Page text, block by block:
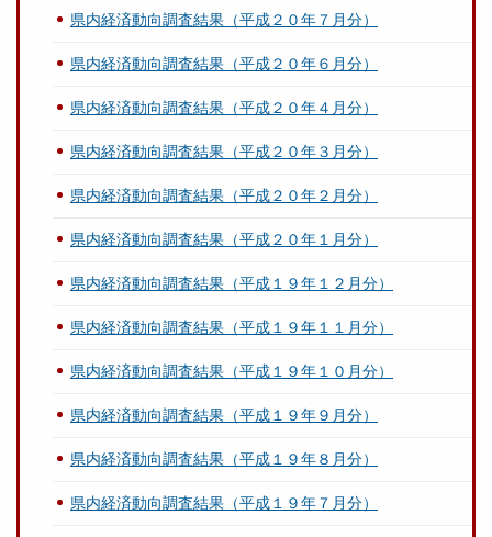
県内経済動向調査結果（平成２０年７月分）
県内経済動向調査結果（平成２０年６月分）
県内経済動向調査結果（平成２０年４月分）
県内経済動向調査結果（平成２０年３月分）
県内経済動向調査結果（平成２０年２月分）
県内経済動向調査結果（平成２０年１月分）
県内経済動向調査結果（平成１９年１２月分）
県内経済動向調査結果（平成１９年１１月分）
県内経済動向調査結果（平成１９年１０月分）
県内経済動向調査結果（平成１９年９月分）
県内経済動向調査結果（平成１９年８月分）
県内経済動向調査結果（平成１９年７月分）